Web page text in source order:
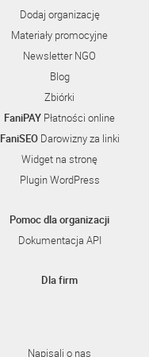
Dodaj organizację
Materiały promocyjne
Newsletter NGO
Blog
Zbiórki
FaniPAY Płatności online
FaniSEODarowizny za linki
Widget na stronę
Plugin WordPress
Pomoc dla organizacji
Dokumentacja API
Dla firm
Napisali o nas